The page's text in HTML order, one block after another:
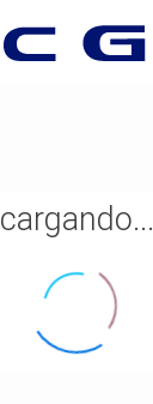
cargando...